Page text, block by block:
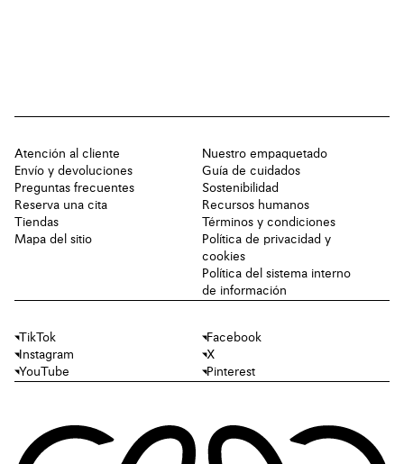
Atención al cliente
Envío y devoluciones
Preguntas frecuentes
Reserva una cita
Tiendas
Mapa del sitio
Nuestro empaquetado
Guía de cuidados
Sostenibilidad
Recursos humanos
Términos y condiciones
Política de privacidad y
cookies
Política del sistema interno
de información
TikTok
Facebook
Instagram
X
YouTube
Pinterest